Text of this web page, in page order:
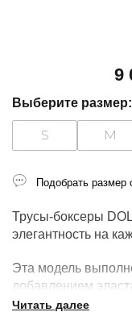
9
Трусы‑боксеры
элегантность на
Эта модель
добавлением
посадку и свободу
Читать далее
Выберите размер:
S M
Подобрать